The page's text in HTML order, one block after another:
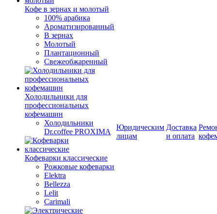
Кофе в зернах и молотый
100% арабика
Ароматизированный
В зернах
Молотый
Плантационный
Свежеобжаренный
Холодильники для
профессиональных
кофемашин
Холодильники
Dr.coffee PROXIMA
Кофеварки классические
Рожковые кофеварки
Elektra
Bellezza
Lelit
Carimali
Юридическим
лицам
Доставка
и оплата